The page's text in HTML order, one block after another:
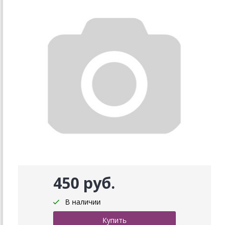
450 руб.
В наличии